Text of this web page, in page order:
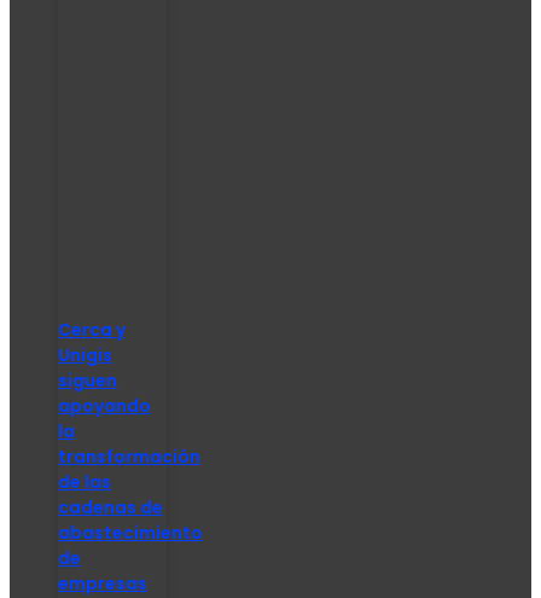
Cerca y
Unigis
siguen
apoyando
la
transformación
de las
cadenas de
abastecimiento
de
empresas